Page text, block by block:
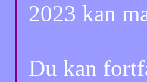
2023 kan
Du kan